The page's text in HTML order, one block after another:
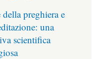
preghiera e
una
scientifica